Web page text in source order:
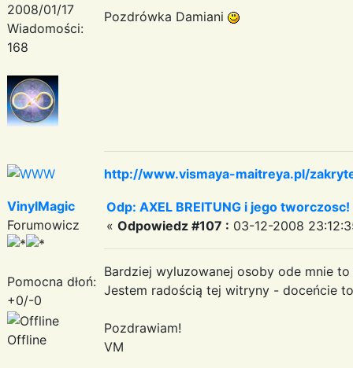
2008/01/17
Wiadomości:
168
Pozdrówka Damiani
http://www.vismaya-maitreya.pl/
VinylMagic
Forumowicz
Pomocna dłoń:
+0/-0
Offline
Odp: AXEL BREITUNG i jego
« Odpowiedz #107 : 03-12-2008
Bardziej wyluzowanej osoby ode mnie
Jestem radością tej witryny - doceńcie
Pozdrawiam!
VM